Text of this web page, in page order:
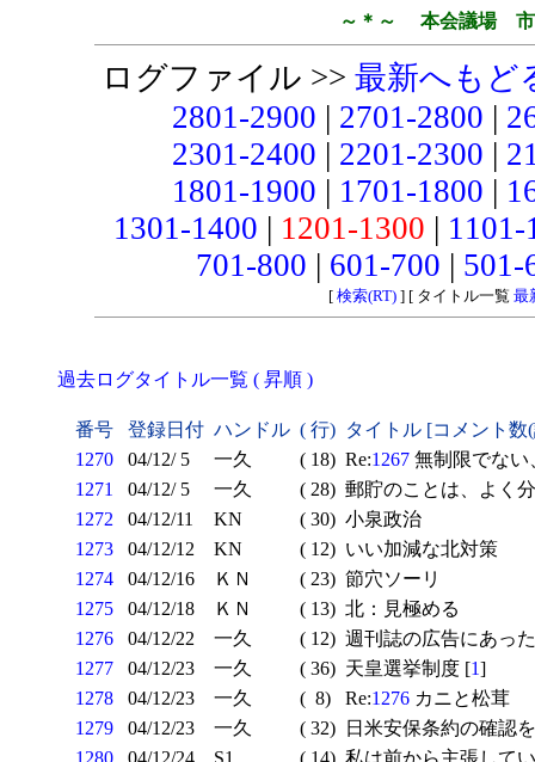
～＊～ 本会議場 市
ログファイル >> 最新へもど
2801-2900 | 2701-2800 |
2301-2400 | 2201-2300 |
1801-1900 | 1701-1800 |
1301-1400 | 1201-1300 |
701-800 | 601-700 |
[ 検索(RT)] [ タイトル一覧 最
過去ログタイトル一覧 ( 昇順 )
番号 登録日付 ハンドル ( 行) タイトル [コメント
1270
04/12/ 5 一久 ( 18) Re:1267 無制限でない
1271
04/12/ 5 一久 ( 28) 郵貯のことは、よく
1272
04/12/11 KN ( 30) 小泉政治
1273
04/12/12 KN ( 12) いい加減な北対策
1274
04/12/16 ＫＮ ( 23) 節穴ソーリ
1275
04/12/18 ＫＮ ( 13) 北：見極める
1276
04/12/22 一久 ( 12) 週刊誌の広告にあっ
1277
04/12/23 一久 ( 36) 天皇選挙制度 [1]
1278
04/12/23 一久 ( 8) Re:1276 カニと松茸
1279
04/12/23 一久 ( 32)
日米安保条約の確認を
1280
04/12/24 S1 ( 14) 私は前から主張して